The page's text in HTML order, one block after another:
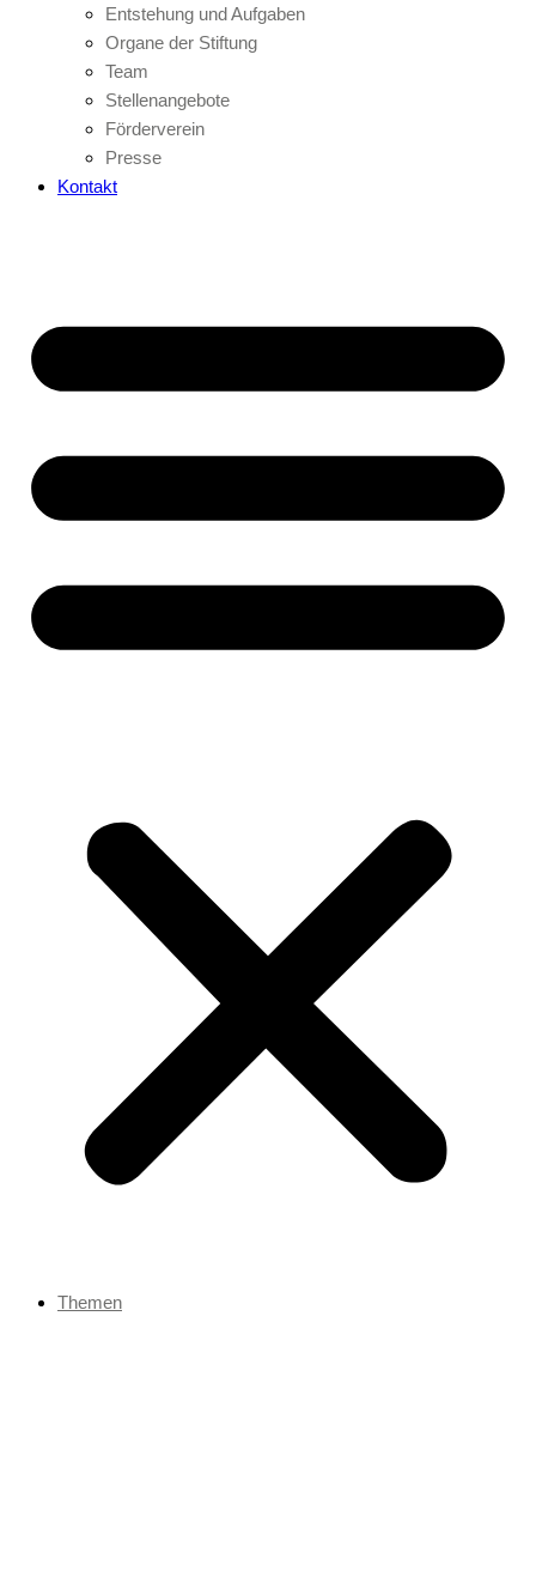
Entstehung und Aufgaben
Organe der Stiftung
Team
Stellenangebote
Förderverein
Presse
Kontakt
Themen